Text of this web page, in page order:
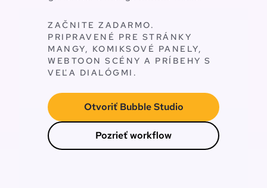
ZAČNITE ZADARMO.
PRIPRAVENÉ PRE STRÁNKY
MANGY, KOMIKSOVÉ PANELY,
WEBTOON SCÉNY A PRÍBEHY S
VEĽA DIALÓGMI.
Otvoriť Bubble Studio
Pozrieť workflow